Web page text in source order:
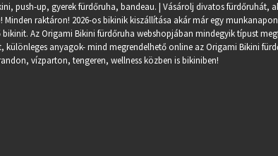
push-up, gyerek fürdőruha, bandeau. | Vásárolj divatos fürdőruhát,
! Minden raktáron! 2026-os bikinik kiszállítása akár már egy
Az Origami Bikini fürdőruha webshopjában mindegyik típust
anyagok- mind megrendelhető online az Origami Bikini
vízparton, tengeren, wellness közben is bikiniben!